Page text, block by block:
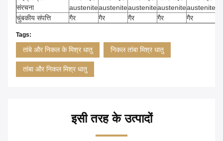
संरचना
austeniteausteniteausteniteausteniteaustenite
चुंबकीय संपत्ति
गैर गैर गैर गैर गैर
Tags:
तांबे और निकल के मिश्र धातु निकल तांबा मिश्र धातु
तांबा और निकल मिश्र धातु
इसी तरह के उत्पादों